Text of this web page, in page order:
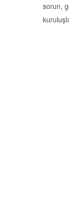
sorun,